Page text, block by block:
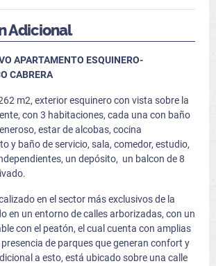
Adicional
APARTAMENTO ESQUINERO-
CABRERA
m2, exterior esquinero con vista sobre la
con 3 habitaciones, cada una con baño
estar de alcobas, cocina
y baño de servicio, sala, comedor, estudio,
un depósito, un balcon de 8
en el sector más exclusivos de la
en un entorno de calles arborizadas, con un
con el peatón, el cual cuenta con amplias
de parques que generan confort y
a esto, está ubicado sobre una calle